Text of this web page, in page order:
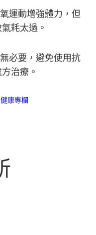
運動增強體力，但
耗太過。
必要，避免使用抗
治療。
健康專欄